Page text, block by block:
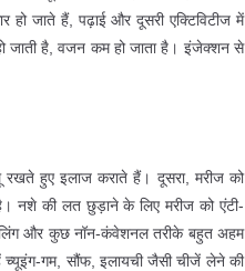
हो जाते हैं, पढ़ाई और दूसरी एक्टिविटीज में
जाती है, वजन कम हो जाता है। इंजेक्शन से
रखते हुए इलाज कराते हैं। दूसरा, मरीज को
नशे की लत छुड़ाने के लिए मरीज को एंटी-
और कुछ नॉन-कंवेशनल तरीके बहुत अहम
च्यूइंग-गम, सौंफ, इलायची जैसी चीजें लेने की